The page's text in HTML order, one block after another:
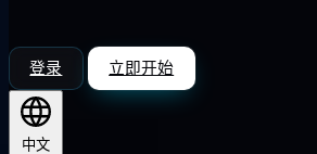
登录 立即开始
中文